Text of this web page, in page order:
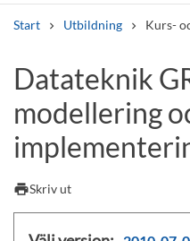
Start Utbildning Kurs-
Andra söktjänster
Kurser och program
Lediga jobb
Datateknik
modellering
printSkriv ut